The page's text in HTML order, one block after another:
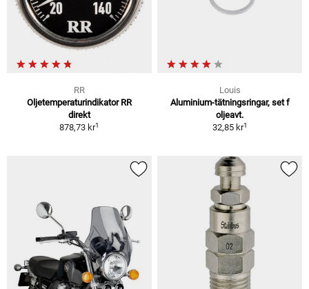
RR
Oljetemperaturindikator RR
direkt
878,73 kr1
Louis
Aluminium-tätningsringar, set f
oljeavt.
32,85 kr1